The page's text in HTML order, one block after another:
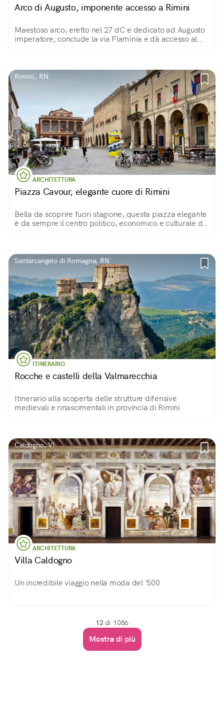
Arco di Augusto, imponente accesso a Rimini
Maestoso arco, eretto nel 27 dC e dedicato ad Augusto
imperatore; conclude la via Flaminia e dà accesso al
Rimini, RN
ARCHITETTURA
Piazza Cavour, elegante cuore di Rimini
Bella da scoprire fuori stagione, questa piazza elegante
è da sempre il centro politico, economico e culturale di
Santarcangelo di Romagna, RN
ITINERARIO
Rocche e castelli della Valmarecchia
Itinerario alla scoperta delle strutture difensive
medievali e rinascimentali in provincia di Rimini
Caldogno, VI
ARCHITETTURA
Villa Caldogno
Un incredibile viaggio nella moda del '500
12di 1086
Mostra di più